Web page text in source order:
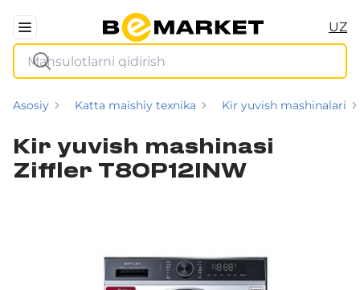
UZ
Asosiy Katta maishiy texnika Kir yuvish mashinalari
Kir yuvish mashinasi
Ziffler T80P12INW